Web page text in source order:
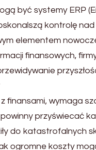
być systemy ERP
kontrolę
elementem
finansowych,
finansami, wymaga
przyświecać
do katastrofalnych
ogromne koszty